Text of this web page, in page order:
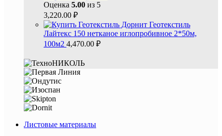
Оценка 5.00 из 5
3,220.00 ₽
Геотекстиль
Лайтекс 150 нетканое иглопробивное 2*50м,
100м2 4,470.00 ₽
Листовые материалы